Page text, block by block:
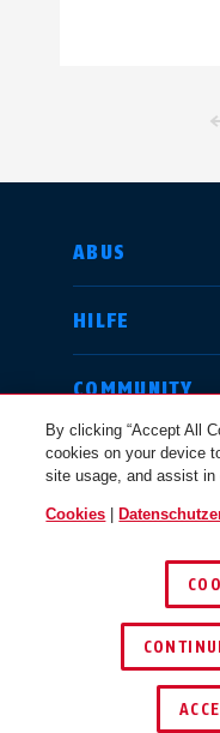
ABUS
HILFE
COMMUNITY
RECHTLICHES
LAND AUSWÄHLEN
Deutschland
Canada
Nederland
By clicking “Accept All
cookies on your device
site usage, and assist
Cookies